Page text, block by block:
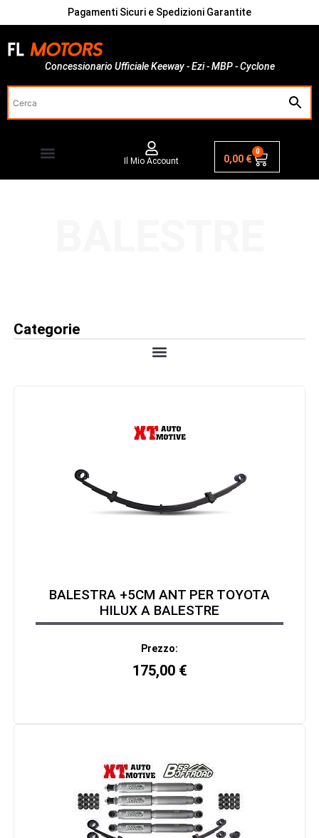
Pagamenti Sicuri e Spedizioni Garantite
Concessionario Ufficiale Keeway - Ezi - MBP - Cyclone
Il Mio Account 0,00 €
0
Categorie
BALESTRA +5CM ANT PER TOYOTA
HILUX A BALESTRE
Prezzo:
175,00 €